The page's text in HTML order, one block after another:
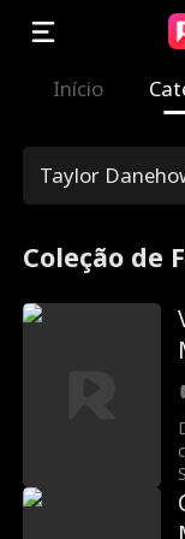
Início
Taylor
Coleção de